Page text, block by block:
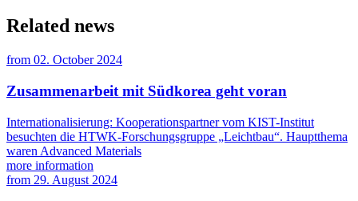
Related news
from 02. October 2024
Zusammenarbeit mit Südkorea geht voran
Internationalisierung: Kooperationspartner vom KIST-Institut
besuchten die HTWK-Forschungsgruppe „Leichtbau“. Hauptthema
waren Advanced Materials
more information
from 29. August 2024